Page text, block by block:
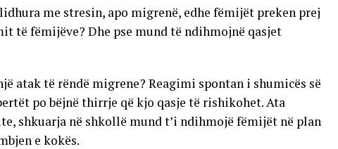
me stresin, apo migrenë, edhe fëmijët preken prej
të fëmijëve? Dhe pse mund të ndihmojnë qasjet
atak të rëndë migrene? Reagimi spontan i shumicës së
po bëjnë thirrje që kjo qasje të rishikohet. Ata
shkuarja në shkollë mund t’i ndihmojë fëmijët në plan
e kokës.